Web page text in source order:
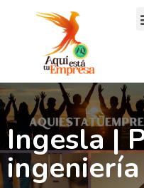
Ingesla |
ingeniería